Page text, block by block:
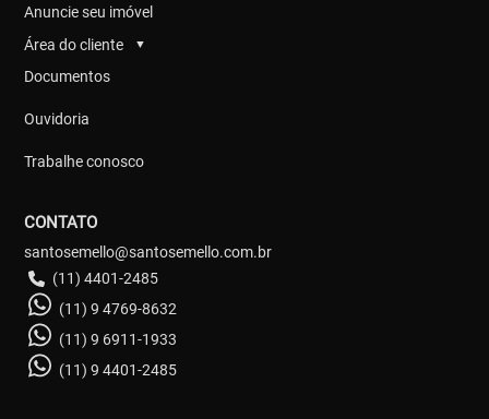
Anuncie seu imóvel
Área do cliente
▼
Documentos
Ouvidoria
Trabalhe conosco
CONTATO
santosemello@santosemello.com.br
(11) 4401-2485
(11) 9 4769-8632
(11) 9 6911-1933
(11) 9 4401-2485